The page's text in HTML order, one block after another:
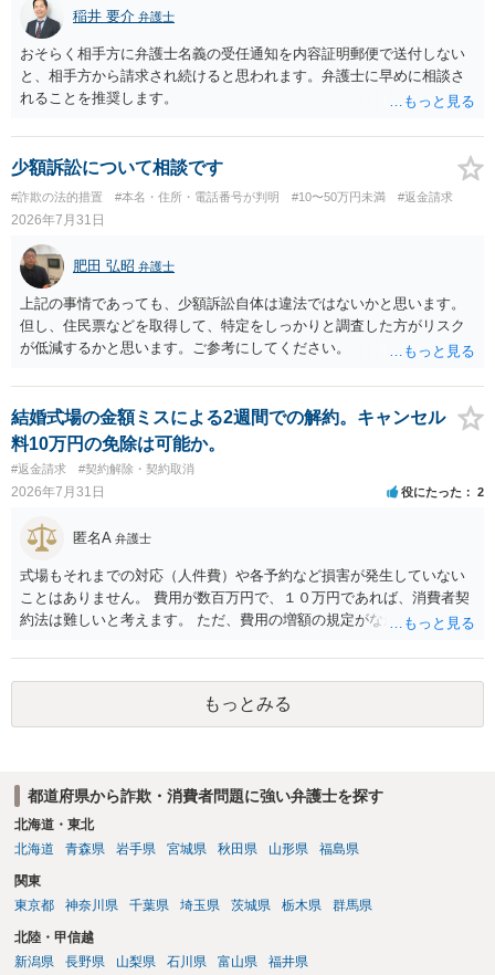
稲井 要介 弁護士
おそらく相手方に弁護士名義の受任通知を内容証明郵便で送付しない
と、相手方から請求され続けると思われます。弁護士に早めに相談さ
れることを推奨します。
少額訴訟について相談です
#詐欺の法的措置 #本名・住所・電話番号が判明 #10〜50万円未満 #返金請求
2026年7月31日
肥田 弘昭 弁護士
上記の事情であっても、少額訴訟自体は違法ではないかと思います。
但し、住民票などを取得して、特定をしっかりと調査した方がリスク
が低減するかと思います。ご参考にしてください。
結婚式場の金額ミスによる2週間での解約。キャンセル
料10万円の免除は可能か。
#返金請求 #契約解除・契約取消
2026年7月31日 役にたった 2
匿名A 弁護士
式場もそれまでの対応（人件費）や各予約など損害が発生していない
ことはありません。 費用が数百万円で、１０万円であれば、消費者契
約法は難しいと考えます。 ただ、費用の増額の規定がなかったのに増
ということになり、解約するのは理由がないことになります。
もっとみる
都道府県から詐欺・消費者問題に強い弁護士を探す
北海道・東北
北海道
青森県 岩手県 宮城県 秋田県 山形県 福島県
関東
東京都
神奈川県 千葉県 埼玉県 茨城県 栃木県 群馬県
北陸・甲信越
新潟県
長野県 山梨県 石川県 富山県 福井県